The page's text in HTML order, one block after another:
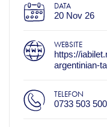
DATA
20 Nov 26
WEBSITE
https://
argentinian-
TELEFON
0733 503 500